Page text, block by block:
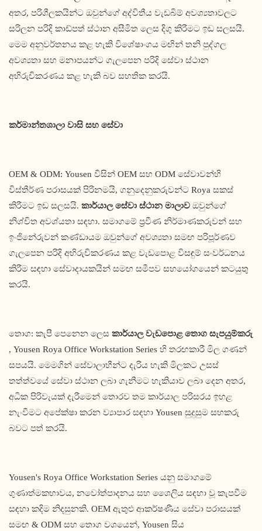
අතර, පරිශීලකයින්ට ඔවුන්ගේ අද්විතීය වැඩබිම් අවශ්‍යතාවලට
සරිලන පරිදි කාඩ්පත් ස්ථාන අසීමිත ලෙස දිගු කිරීමට ඉඩ සලසයි.
මෙම අනුවර්තනය කළ හැකි විශේෂාංගය මඟින් තනි පුද්ගල
අවශ්‍යතා සහ මනාපයන්ට ගැලපෙන පරිදි සේවා ස්ථාන
අභිරුචිකරණය කළ හැකි බව සහතික කරයි.
කර්මාන්තශාලා වාසි සහ සේවා
OEM & ODM: Yousen විසින් OEM සහ ODM සේවාවන්හි
විස්තීර්ණ පරාසයක් පිරිනමයි, ගනුදෙනුකරුවන්ට Roya සකස්
කිරීමට ඉඩ සලසයි. කාර්යාල සේවා ස්ථාන මාලාව ඔවුන්ගේ
නිශ්චිත අවශ්යතා සඳහා. සමාගමේ ප්‍රවීණ නිර්මාණකරුවන් සහ
ඉංජිනේරුවන් කණ්ඩායම ඔවුන්ගේ අවශ්‍යතා සමඟ පරිපූර්ණව
ගැලපෙන පරිදි අභිරුචිකරණය කළ වැඩපොළ විසඳුම් සංවර්ධනය
කිරීම සඳහා සේවාදායකයින් සමඟ සමීපව සහයෝගයෙන් කටයුතු
කරයි.
තොග: කැපී පෙනෙන ලෙස කාර්යාල වැඩපොළ තොග සැපයුම්කරු
, Yousen Roya Office Workstation Series හි තරඟකාරී මිල ගණන්
සපයයි. මෙමගින් සේවාලාභීන්ට දැරිය හැකි මිලකට උසස්
තත්ත්වයේ සේවා ස්ථාන ලබා ගැනීමට හැකියාව ලබා දෙන අතර,
අධික පිරිවැයක් දැරීමෙන් තොරව තම කාර්යාල පරිසරය ඉහළ
නැංවීමට අපේක්ෂා කරන ව්‍යාපාර සඳහා Yousen සුදුසුම සහකරු
බවට පත් කරයි.
Yousen's Roya Office Workstation Series යනු සමාගමේ
ගුණාත්මකභාවය, නවෝත්පාදනය සහ ශෛලිය සඳහා වූ කැපවීම
සඳහා කදිම නිදසුනකි. OEM ඇතුළු ආකර්ෂණීය සේවා පරාසයක්
සමඟ & ODM සහ තොග වශයෙන්, Yousen සිය